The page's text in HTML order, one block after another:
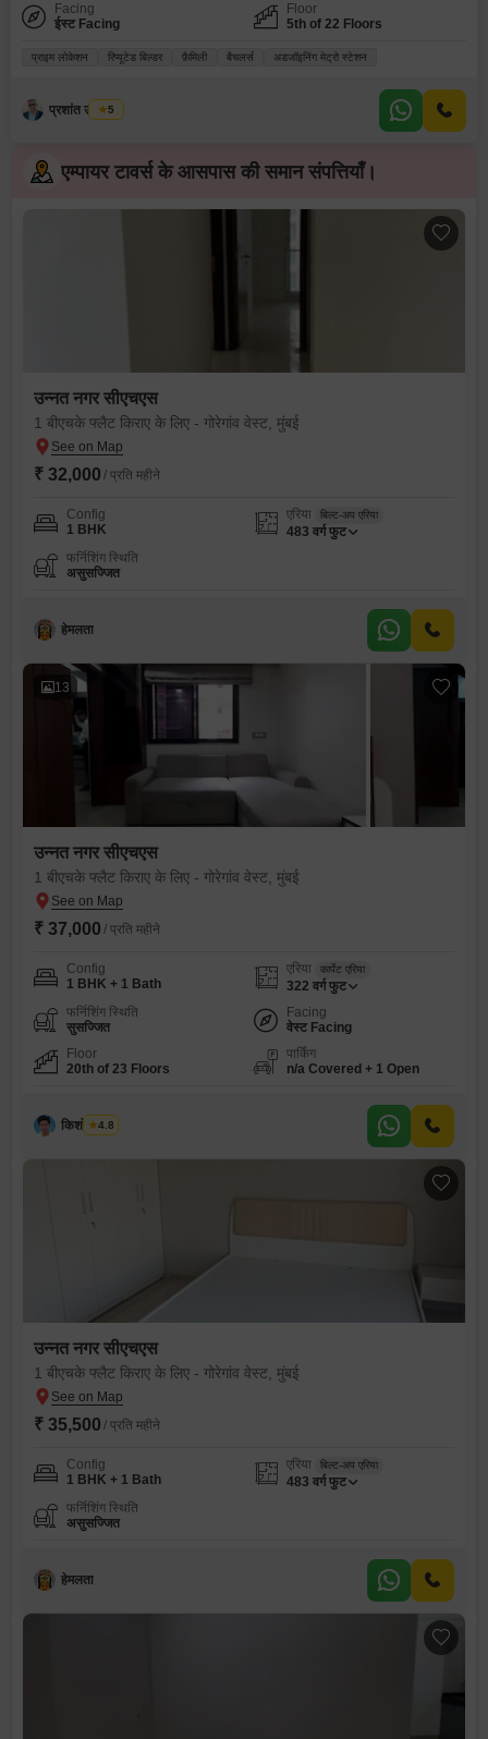
Facing
ईस्ट Facing
Floor
5th of 22 Floors
प्राइम लोकेशन रिप्यूटेड बिल्डर फ़ैमिली बैचलर्स अडजॉइनिंग मेट्रो स्टेशन
प्रशांत उपाध्याय
5
एम्पायर टावर्स के आसपास की समान संपत्तियाँ।
उन्नत नगर सीएचएस
1 बीएचके फ्लैट किराए के लिए - गोरेगांव वेस्ट, मुंबई
₹ 32,000 / प्रति महीने
Config
1 BHK
एरिया बिल्ट-अप एरिया
483 वर्ग फुट
फर्निशिंग स्थिति
असुसज्जित
हेमलता
13
उन्नत नगर सीएचएस
1 बीएचके फ्लैट किराए के लिए - गोरेगांव वेस्ट, मुंबई
₹ 37,000 / प्रति महीने
Config
1 BHK + 1 Bath
एरिया कार्पेट एरिया
322 वर्ग फुट
फर्निशिंग स्थिति
सुसज्जित
Facing
वेस्ट Facing
Floor
20th of 23 Floors
पार्किंग
n/a Covered + 1 Open
किशोर थोंबरे
4.8
उन्नत नगर सीएचएस
1 बीएचके फ्लैट किराए के लिए - गोरेगांव वेस्ट, मुंबई
₹ 35,500 / प्रति महीने
Config
1 BHK + 1 Bath
एरिया बिल्ट-अप एरिया
483 वर्ग फुट
फर्निशिंग स्थिति
असुसज्जित
हेमलता